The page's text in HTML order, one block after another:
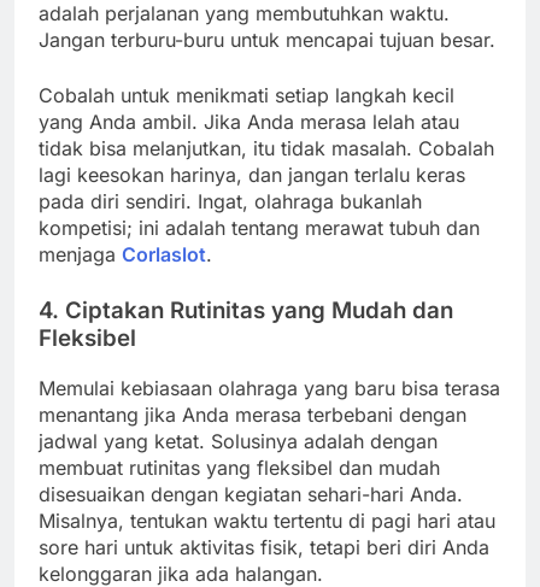
adalah perjalanan yang membutuhkan waktu.
Jangan terburu-buru untuk mencapai tujuan besar.
Cobalah untuk menikmati setiap langkah kecil
yang Anda ambil. Jika Anda merasa lelah atau
tidak bisa melanjutkan, itu tidak masalah. Cobalah
lagi keesokan harinya, dan jangan terlalu keras
pada diri sendiri. Ingat, olahraga bukanlah
kompetisi; ini adalah tentang merawat tubuh dan
menjaga Corlaslot.
4. Ciptakan Rutinitas yang Mudah dan
Fleksibel
Memulai kebiasaan olahraga yang baru bisa terasa
menantang jika Anda merasa terbebani dengan
jadwal yang ketat. Solusinya adalah dengan
membuat rutinitas yang fleksibel dan mudah
disesuaikan dengan kegiatan sehari-hari Anda.
Misalnya, tentukan waktu tertentu di pagi hari atau
sore hari untuk aktivitas fisik, tetapi beri diri Anda
kelonggaran jika ada halangan.